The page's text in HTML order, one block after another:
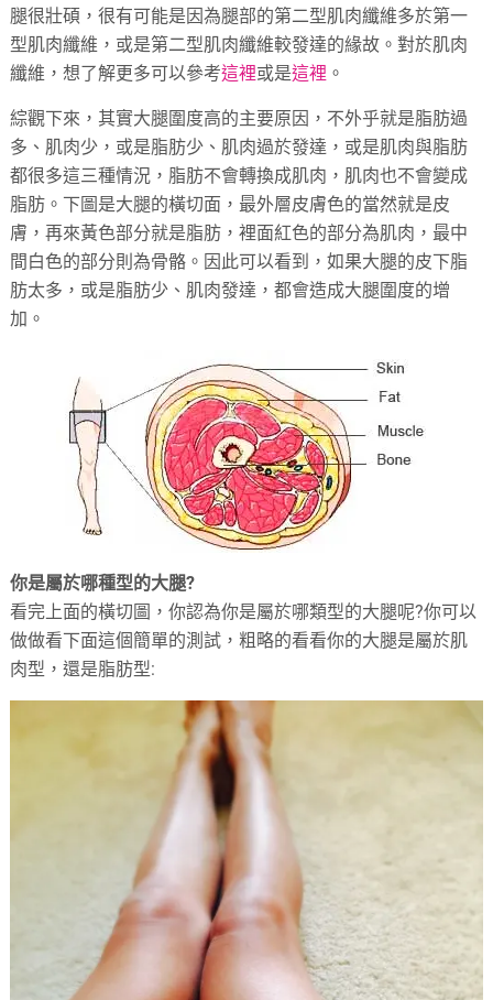
腿很壯碩，很有可能是因為腿部的第二型肌肉纖維多於第一
型肌肉纖維，或是第二型肌肉纖維較發達的緣故。對於肌肉
纖維，想了解更多可以參考這裡或是這裡 。
綜觀下來，其實大腿圍度高的主要原因，不外乎就是脂肪過
多、肌肉少，或是脂肪少、肌肉過於發達，或是肌肉與脂肪
都很多這三種情況，脂肪不會轉換成肌肉，肌肉也不會變成
脂肪。下圖是大腿的橫切面，最外層皮膚色的當然就是皮
膚，再來黃色部分就是脂肪，裡面紅色的部分為肌肉，最中
間白色的部分則為骨骼。因此可以看到，如果大腿的皮下脂
肪太多，或是脂肪少、肌肉發達，都會造成大腿圍度的增
加。
你是屬於哪種型的大腿?
看完上面的橫切圖，你認為你是屬於哪類型的大腿呢?你可以
做做看下面這個簡單的測試，粗略的看看你的大腿是屬於肌
肉型，還是脂肪型: